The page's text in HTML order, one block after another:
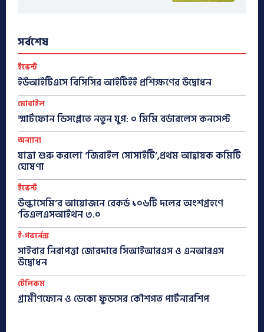
সর্বশেষ
ইভেন্ট
ইউআইটিএসে বিসিসির আইটিইই প্রশিক্ষণের উদ্বোধন
মোবাইল
স্মার্টফোন ডিসপ্লেতে নতুন যুগ: ০ মিমি বর্ডারলেস কনসেপ্ট
অন্যান্য
যাত্রা শুরু করলো ‘জিরাইল সোসাইটি’,প্রথম আহ্বায়ক কমিটি
ঘোষণা
ইভেন্ট
উল্কাসেমি’র আয়োজনে রেকর্ড ১০৬টি দলের অংশগ্রহণে
‘ভিএলএসআইথন ৩.০
ই-গভর্নেন্স
সাইবার নিরাপত্তা জোরদারে সিআইআরএস ও এনআরএস
উদ্বোধন
টেলিকম
গ্রামীণফোন ও ডেকো ফুডসের কৌশগত পার্টনারশিপ